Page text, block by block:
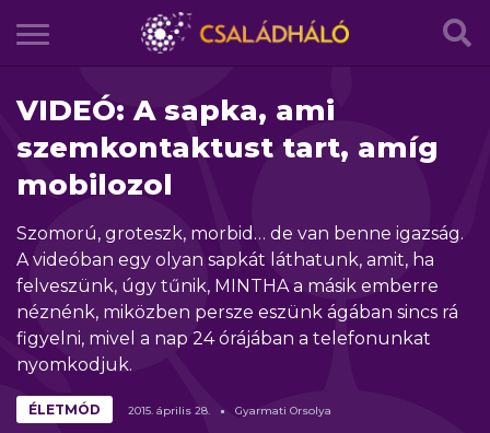
VIDEÓ: A sapka, ami
szemkontaktust tart, amíg
mobilozol
Szomorú, groteszk, morbid… de van benne igazság.
A videóban egy olyan sapkát láthatunk, amit, ha
felveszünk, úgy tűnik, MINTHA a másik emberre
néznénk, miközben persze eszünk ágában sincs rá
figyelni, mivel a nap 24 órájában a telefonunkat
nyomkodjuk.
ÉLETMÓD 2015. április 28. Gyarmati Orsolya